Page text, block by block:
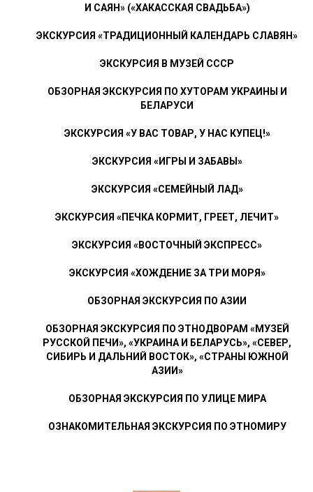
И САЯН» («ХАКАССКАЯ СВАДЬБА»)
ЭКСКУРСИЯ «ТРАДИЦИОННЫЙ КАЛЕНДАРЬ СЛАВЯН»
ЭКСКУРСИЯ В МУЗЕЙ СССР
ОБЗОРНАЯ ЭКСКУРСИЯ ПО ХУТОРАМ УКРАИНЫ И
БЕЛАРУСИ
ЭКСКУРСИЯ «У ВАС ТОВАР, У НАС КУПЕЦ!»
ЭКСКУРСИЯ «ИГРЫ И ЗАБАВЫ»
ЭКСКУРСИЯ «СЕМЕЙНЫЙ ЛАД»
ЭКСКУРСИЯ «ПЕЧКА КОРМИТ, ГРЕЕТ, ЛЕЧИТ»
ЭКСКУРСИЯ «ВОСТОЧНЫЙ ЭКСПРЕСС»
ЭКСКУРСИЯ «ХОЖДЕНИЕ ЗА ТРИ МОРЯ»
ОБЗОРНАЯ ЭКСКУРСИЯ ПО АЗИИ
ОБЗОРНАЯ ЭКСКУРСИЯ ПО ЭТНОДВОРАМ «МУЗЕЙ
РУССКОЙ ПЕЧИ», «УКРАИНА И БЕЛАРУСЬ», «СЕВЕР,
СИБИРЬ И ДАЛЬНИЙ ВОСТОК», «СТРАНЫ ЮЖНОЙ
АЗИИ»
ОБЗОРНАЯ ЭКСКУРСИЯ ПО УЛИЦЕ МИРА
ОЗНАКОМИТЕЛЬНАЯ ЭКСКУРСИЯ ПО ЭТНОМИРУ